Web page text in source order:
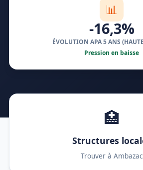
📊
-16,3%
ÉVOLUTION APA 5 ANS
Pression en baisse
🏥
Structures
Trouver à Ambazac